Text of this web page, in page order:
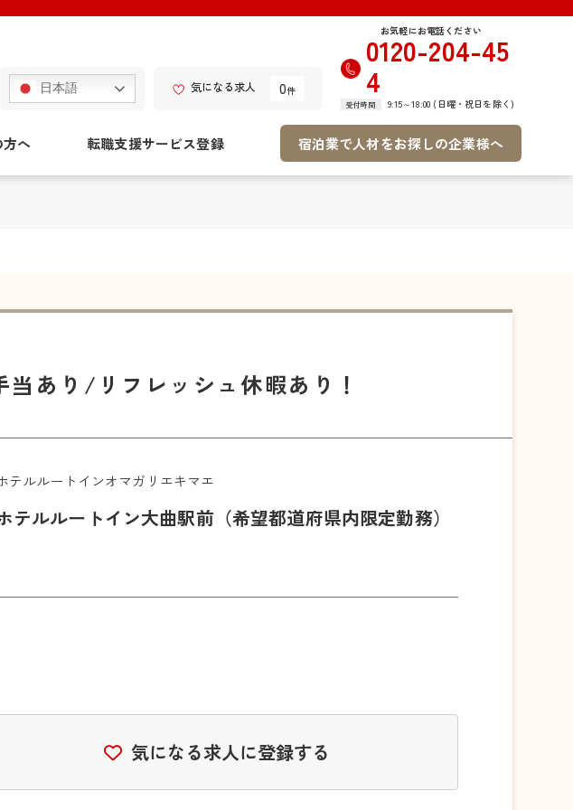
日本語 気になる求人 0件
お気軽にお電話ください
0120-204-45
4
受付時間 9:15～18:00 (日曜・祝日を除く)
へ 転職支援サービス登録 宿泊業で人材をお探しの企業様へ
あり/リフレッシュ休暇あり！
テルルートインオマガリエキマエ
テルルートイン大曲駅前（希望都道府県内限定勤務）
気になる求人に登録する